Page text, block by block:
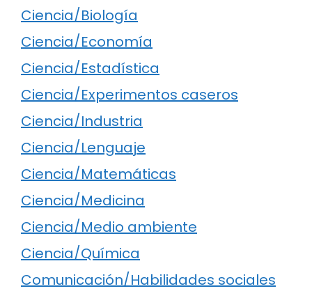
Ciencia/Biología
Ciencia/Economía
Ciencia/Estadística
Ciencia/Experimentos caseros
Ciencia/Industria
Ciencia/Lenguaje
Ciencia/Matemáticas
Ciencia/Medicina
Ciencia/Medio ambiente
Ciencia/Química
Comunicación/Habilidades sociales